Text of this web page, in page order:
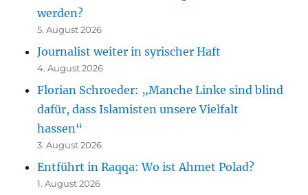
werden?
5. August 2026
Journalist weiter in syrischer Haft
4. August 2026
Florian Schroeder: „Manche Linke sind blind
dafür, dass Islamisten unsere Vielfalt
hassen“
3. August 2026
Entführt in Raqqa: Wo ist Ahmet Polad?
1. August 2026